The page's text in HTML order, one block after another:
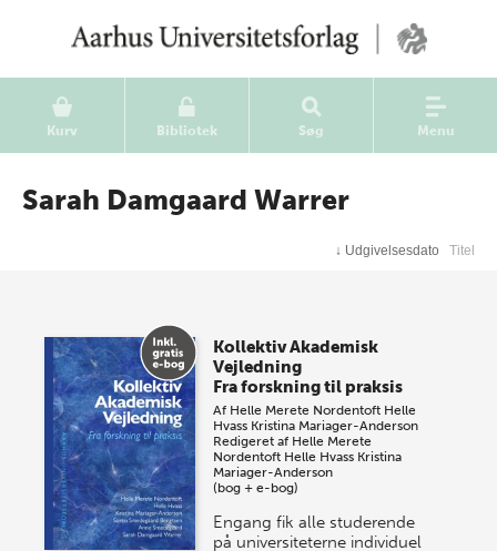
Kurv Bibliotek Søg Menu
Sarah Damgaard Warrer
↓ Udgivelsesdato Titel
Kollektiv Akademisk
Vejledning
Fra forskning til praksis
Af Helle Merete Nordentoft Helle
Hvass Kristina Mariager-Anderson
Redigeret af Helle Merete
Nordentoft Helle Hvass Kristina
Mariager-Anderson
(bog + e-bog)
Engang fik alle studerende
på universiteterne individuel